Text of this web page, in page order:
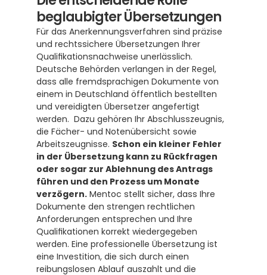
beglaubigter Übersetzungen
Für das Anerkennungsverfahren sind präzise
und rechtssichere Übersetzungen Ihrer
Qualifikationsnachweise unerlässlich.
Deutsche Behörden verlangen in der Regel,
dass alle fremdsprachigen Dokumente von
einem in Deutschland öffentlich bestellten
und vereidigten Übersetzer angefertigt
werden.  Dazu gehören Ihr Abschlusszeugnis,
die Fächer- und Notenübersicht sowie
Arbeitszeugnisse. Schon ein kleiner Fehler
in der Übersetzung kann zu Rückfragen
oder sogar zur Ablehnung des Antrags
führen und den Prozess um Monate
verzögern. Mentoc stellt sicher, dass Ihre
Dokumente den strengen rechtlichen
Anforderungen entsprechen und Ihre
Qualifikationen korrekt wiedergegeben
werden. Eine professionelle Übersetzung ist
eine Investition, die sich durch einen